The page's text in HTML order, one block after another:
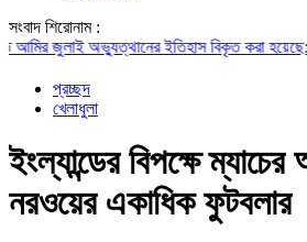
সংবাদ শিরোনাম :
জুলাই অভ্যুত্থানের ইতিহাস বিকৃত করা হয়েছে:
প্রচ্ছদ
খেলাধুলা
ইংল্যান্ডের বিপক্ষে
নরওয়ের একাধিক ফুটবলার